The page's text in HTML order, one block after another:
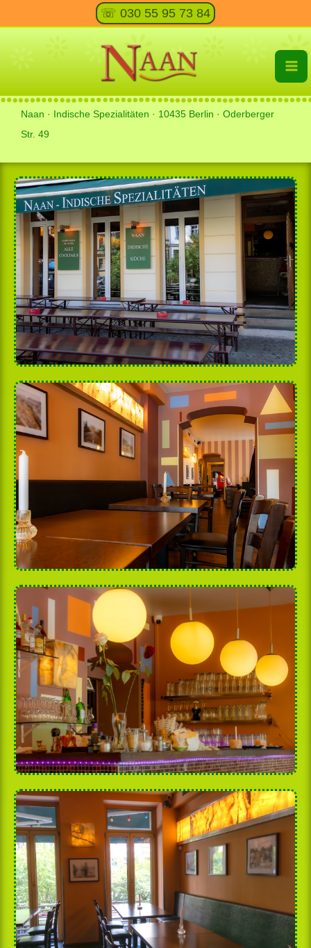
Inhalt
springen
☏ 030 55 95 73 84
Naan · Indische Spezialitäten · 10435 Berlin · Oderberger
Str. 49